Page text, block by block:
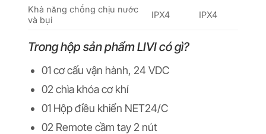
Khả năng chống chịu nước
và bụi
IPX4 IPX4
Trong hộp sản phẩmLIVIcó gì?
01 cơ cấu vận hành, 24 VDC
02 chìa khóa cơ khí
01 Hộp điều khiển NET24/C
02 Remote cầm tay 2 nút